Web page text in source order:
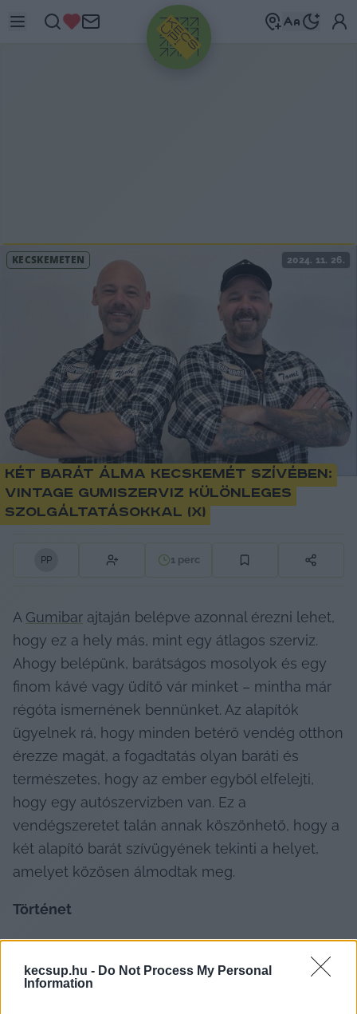
kecsup.hu - Do Not Process My Personal
Information
HIRDETÉS
KECSKEMÉTEN 2024. 11. 26.
Két barát álma Kecskemét szívében:
Vintage gumiszerviz különleges
szolgáltatásokkal (X)
PP 1perc
A Gumibar ajtaján belépve azonnal érezni lehet,
hogy ez a hely más, mint egy átlagos szerviz.
Ahogy belépünk, barátságos mosolyok és egy
finom kávé vagy üdítő vár minket – mintha már
régóta ismernének bennünket. Az alapítók
ügyelnek rá, hogy minden betérő vendég otthon
érezze magát, a fogadtatás olyan baráti és
természetes, hogy az ember egyből elfelejti,
hogy egy autószervizben van. Ez a
vendégszeretet talán annak köszönhető, hogy a
két alapító barát szívügyének tekinti a helyet,
amelyet közösen álmodtak meg.
Történet
A műhely létrehozása két régi barát közös álma,